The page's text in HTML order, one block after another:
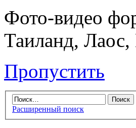
Фото-видео
Таиланд,
Пропустить
Расширенный поиск